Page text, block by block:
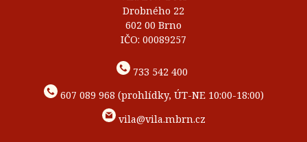
Drobného 22
602 00 Brno
IČO: 00089257
733 542 400
607 089 968 (prohlídky, ÚT-NE 10:00-18:00)
vila@vila.mbrn.cz